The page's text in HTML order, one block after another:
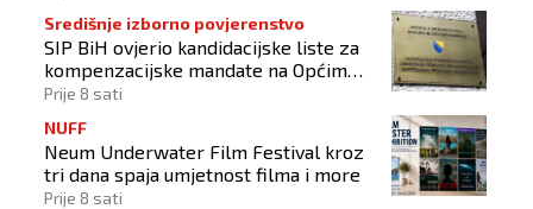
Središnje izborno povjerenstvo
SIP BiH ovjerio kandidacijske liste za
kompenzacijske mandate na Općim
izborima 2026
Prije 8 sati
NUFF
Neum Underwater Film Festival kroz
tri dana spaja umjetnost filma i more
Prije 8 sati